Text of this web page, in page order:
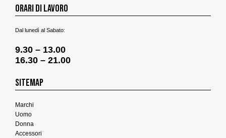
ORARI DI LAVORO
Dal lunedì al Sabato:
9.30 – 13.00
16.30 – 21.00
SITEMAP
Marchi
Uomo
Donna
Accessori